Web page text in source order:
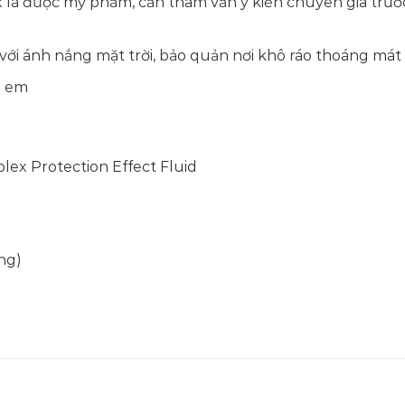
ánh nắng mặt trời, bảo quản nơi khô ráo thoáng mát
em
Protection Effect Fluid